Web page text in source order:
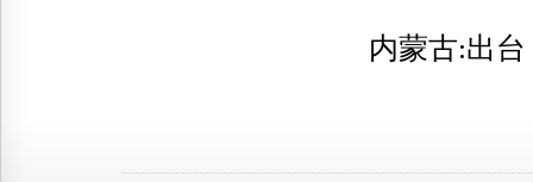
内蒙古:出